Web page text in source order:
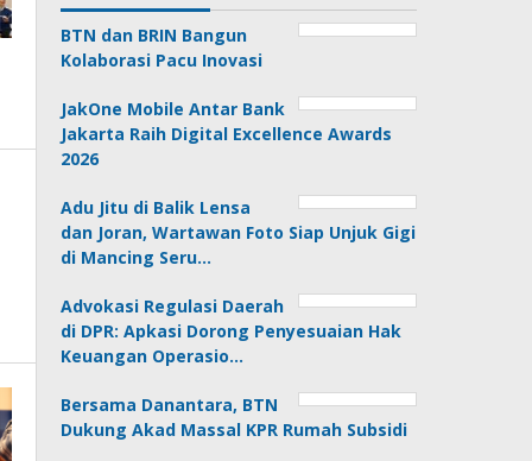
BTN dan BRIN Bangun
Kolaborasi Pacu Inovasi
JakOne Mobile Antar Bank
Jakarta Raih Digital Excellence Awards
2026
Adu Jitu di Balik Lensa
dan Joran, Wartawan Foto Siap Unjuk Gigi
di Mancing Seru…
Advokasi Regulasi Daerah
di DPR: Apkasi Dorong Penyesuaian Hak
Keuangan Operasio…
Bersama Danantara, BTN
Dukung Akad Massal KPR Rumah Subsidi